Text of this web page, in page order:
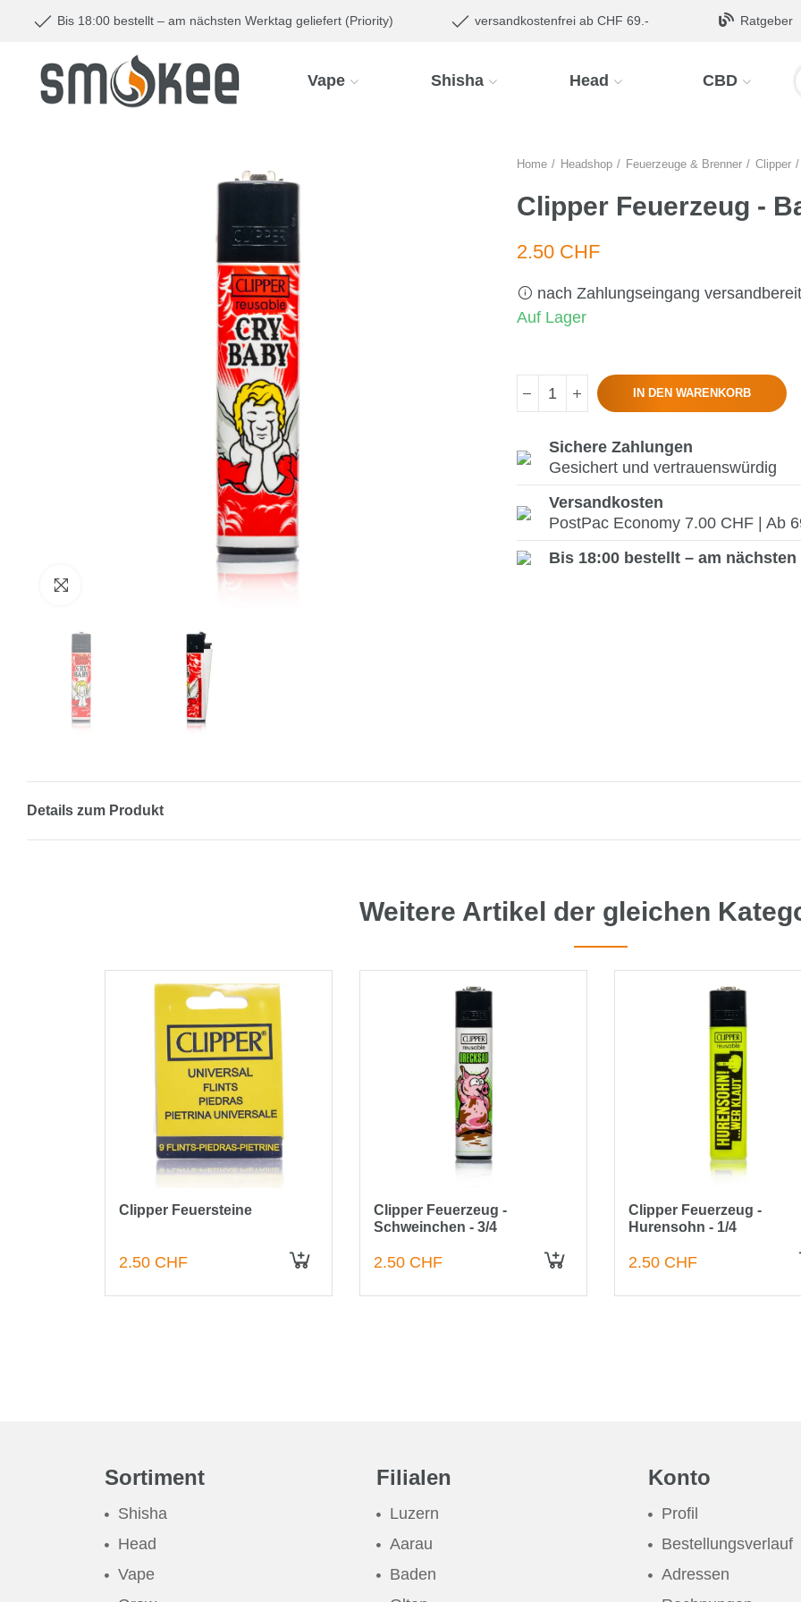
Bis 18:00 bestellt – am nächsten Werktag geliefert (Priority) versandkostenfrei ab CHF 69.- Ratgeber
Vape Shisha Head CBD
Zum Vergrössern anklicken
Home Headshop Feuerzeuge & Brenner Clipper
Clipper Feuerzeug -
2.50 CHF
nach Zahlungseingang versandbereit
Auf Lager
IN DEN WARENKORB
Sichere Zahlungen
Gesichert und vertrauenswürdig
Versandkosten
PostPac Economy 7.00 CHF | Ab
Bis 18:00 bestellt – am
Details zum Produkt
Weitere Artikel der gleichen
Clipper Feuersteine
2.50 CHF
Clipper Feuerzeug -
Schweinchen - 3/4
2.50 CHF
Clipper Feuerzeug -
Hurensohn - 1/4
2.50 CHF
Sortiment
Shisha
Head
Vape
Filialen
Luzern
Aarau
Baden
Konto
Profil
Bestellungsverlauf
Adressen